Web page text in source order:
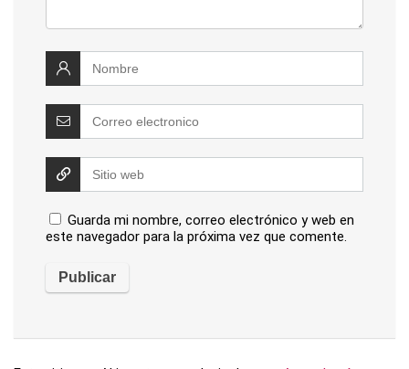
Guarda mi nombre, correo electrónico y web en
este navegador para la próxima vez que comente.